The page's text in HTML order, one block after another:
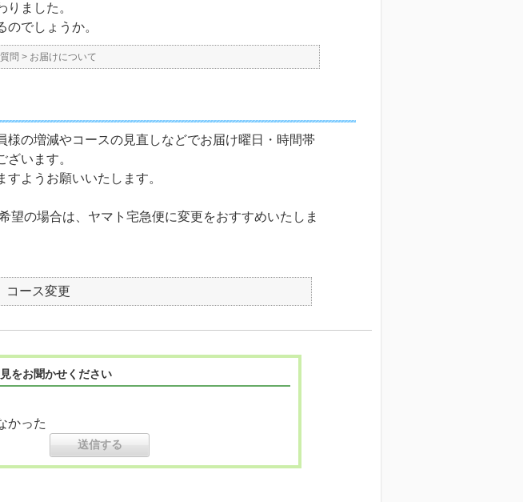
りました。
でしょうか。
問 > お届けについて
様の増減やコースの見直しなどでお届け曜日・時間帯
ざいます。
ようお願いいたします。
望の場合は、ヤマト宅急便に変更をおすすめいたしま
ース変更
をお聞かせください
かった